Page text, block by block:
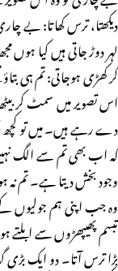
دیکھتا، ترس کھاتا: بے
لہر دوڑ جاتی ہیں کیا
کر کھڑی ہوجاتی: تم ہی
اس تصویر میں سمٹ کر
دے رہے ہیں۔ میں تو
کہ اب بھی تم سے الگ
وجود بخش دیتا ہے۔ تم نہ
وہ جب اپنی ہم جولیوں
تبسم پھیپھڑوں سے ابلتے
بڑا ترس آتا۔ دو ایک